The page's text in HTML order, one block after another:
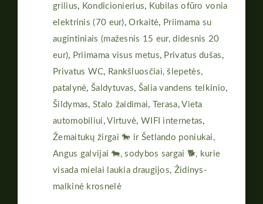
grilius, Kondicionierius, Kubilas ofūro vonia
elektrinis (70 eur),Orkaitė, Priimama su
augintiniais (mažesnis 15 eur, didesnis 20
eur), Priimama visus metus, Privatus dušas ,
Privatus WC, Rankšluosčiai, šlepetės,
patalynė,Šaldytuvas, Šalia vandens telkinio,
Šildymas,Stalo žaidimai, Terasa,Vieta
automobiliui ,Virtuvė, WIFI internetas,
Žemaitukų žirgai 🐎 ir Šetlando poniukai,
Angus galvijai 🐄, sodybos sargai 🐕, kurie
visada mielai laukia draugijos, Židinys-
malkinė krosnelė